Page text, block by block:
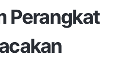
Perangkat